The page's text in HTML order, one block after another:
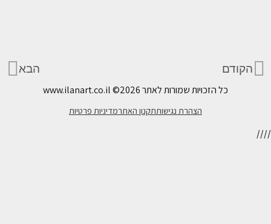
הקודם הבא
כל הזכויות שמורות לאתר www.ilanart.co.il©2026
הצהרת נגישותתקנון האתרמדיניות פרטיות
//
//